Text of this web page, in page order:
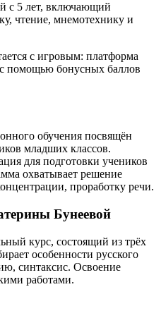
с 5 лет, включающий
чтение, мнемотехнику и
с игровым: платформа
помощью бонусных баллов
обучения посвящён
младших классов.
для подготовки учеников
охватывает решение
проработку речи.
Бунеевой
курс, состоящий из трёх
особенности русского
синтаксис. Освоение
работами.